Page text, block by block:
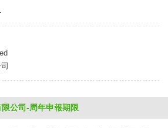
公司-周年申報期限